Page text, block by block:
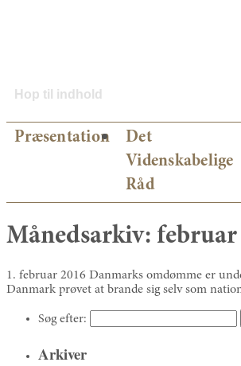
Hop til indhold
Præsentation
Det
Videnskabelige
Råd
Månedsarkiv: februar
1. februar 2016 Danmarks omdømme er
Danmark prøvet at brande sig selv som
Søg efter:
Arkiver